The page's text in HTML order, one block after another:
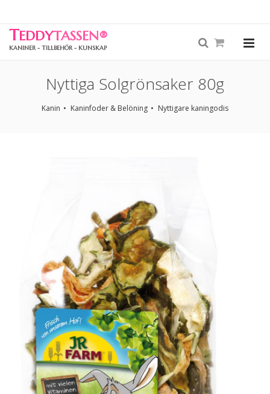
TEDDYTASSEN®
KANINER - TILLBEHÖR - KUNSKAP
Nyttiga Solgrönsaker 80g
Kanin Kaninfoder & Belöning Nyttigare kaningodis